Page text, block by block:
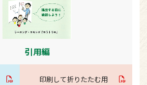
引用編
印刷して折りたたむ用